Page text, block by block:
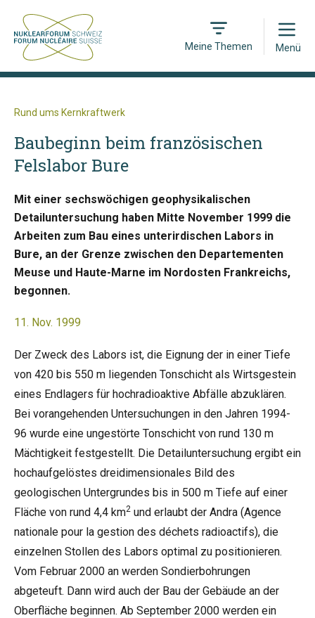
Meine Themen
Open
Menü
Rund ums Kernkraftwerk
Baubeginn beim französischen
Felslabor Bure
Mit einer sechswöchigen geophysikalischen
Detailuntersuchung haben Mitte November 1999 die
Arbeiten zum Bau eines unterirdischen Labors in
Bure, an der Grenze zwischen den Departementen
Meuse und Haute-Marne im Nordosten Frankreichs,
begonnen.
11. Nov. 1999
Der Zweck des Labors ist, die Eignung der in einer Tiefe
von 420 bis 550 m liegenden Tonschicht als Wirtsgestein
eines Endlagers für hochradioaktive Abfälle abzuklären.
Bei vorangehenden Untersuchungen in den Jahren 1994-
96 wurde eine ungestörte Tonschicht von rund 130 m
Mächtigkeit festgestellt. Die Detailuntersuchung ergibt ein
hochaufgelöstes dreidimensionales Bild des
geologischen Untergrundes bis in 500 m Tiefe auf einer
Fläche von rund 4,4 km2 und erlaubt der Andra (Agence
nationale pour la gestion des déchets radioactifs), die
einzelnen Stollen des Labors optimal zu positionieren.
Vom Februar 2000 an werden Sondierbohrungen
abgeteuft. Dann wird auch der Bau der Gebäude an der
Oberfläche beginnen. Ab September 2000 werden ein